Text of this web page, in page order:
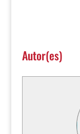
Autor(es)